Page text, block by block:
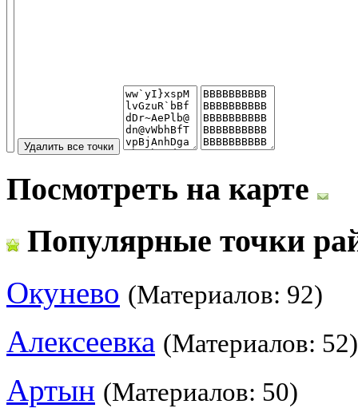
Посмотреть на карте
Популярные точки
Окунево (Материалов: 92)
Алексеевка (Материалов: 52)
Артын (Материалов: 50)